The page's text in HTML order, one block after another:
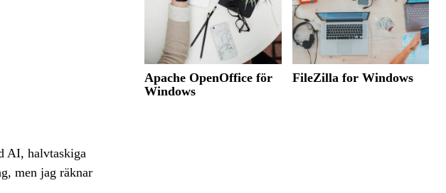
AI, halvtaskiga
men jag räknar
Apache OpenOffice för
Windows
FileZilla for Windows